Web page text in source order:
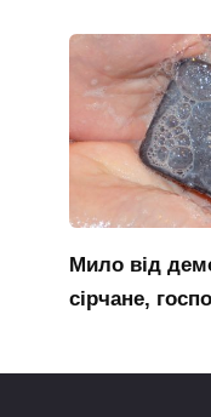
Мило від
сірчане,